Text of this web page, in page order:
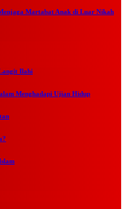
Martabat Anak di Luar Nikah
Ilahi
Menghadapi Ujian Hidup